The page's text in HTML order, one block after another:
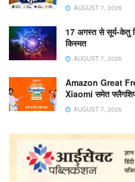
AUGUST 7, 2026
17 अगस्त से सूर्य-केतु
किस्मत
AUGUST 7, 2026
Amazon Great
Xiaomi समेत फ्लैगशिप
AUGUST 7, 2026